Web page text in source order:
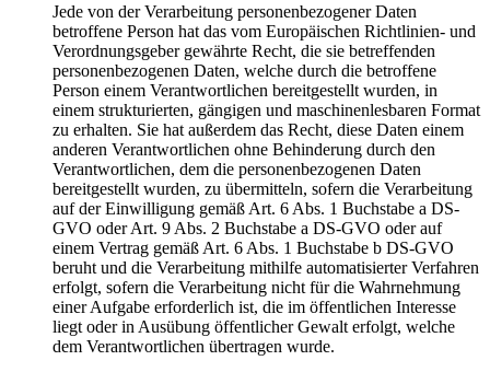
Jede von der Verarbeitung personenbezogener Daten
betroffene Person hat das vom Europäischen Richtlinien- und
Verordnungsgeber gewährte Recht, die sie betreffenden
personenbezogenen Daten, welche durch die betroffene
Person einem Verantwortlichen bereitgestellt wurden, in
einem strukturierten, gängigen und maschinenlesbaren Format
zu erhalten. Sie hat außerdem das Recht, diese Daten einem
anderen Verantwortlichen ohne Behinderung durch den
Verantwortlichen, dem die personenbezogenen Daten
bereitgestellt wurden, zu übermitteln, sofern die Verarbeitung
auf der Einwilligung gemäß Art. 6 Abs. 1 Buchstabe a DS-
GVO oder Art. 9 Abs. 2 Buchstabe a DS-GVO oder auf
einem Vertrag gemäß Art. 6 Abs. 1 Buchstabe b DS-GVO
beruht und die Verarbeitung mithilfe automatisierter Verfahren
erfolgt, sofern die Verarbeitung nicht für die Wahrnehmung
einer Aufgabe erforderlich ist, die im öffentlichen Interesse
liegt oder in Ausübung öffentlicher Gewalt erfolgt, welche
dem Verantwortlichen übertragen wurde.